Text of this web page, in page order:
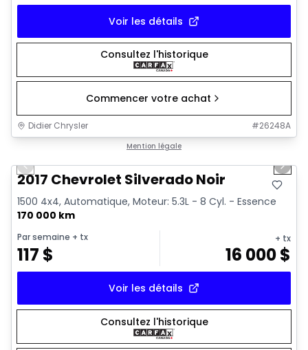
Voir les détails
Consultez l'historique
Commencer votre achat
Didier Chrysler #26248A
Mention légale
Previous slide Next
2017 Chevrolet Silverado Noir
1500 4x4, Automatique, Moteur: 5.3L - 8 Cyl. - Essence
170 000 km
Par semaine + tx
117 $
+ tx
16 000$
Voir les détails
Consultez l'historique